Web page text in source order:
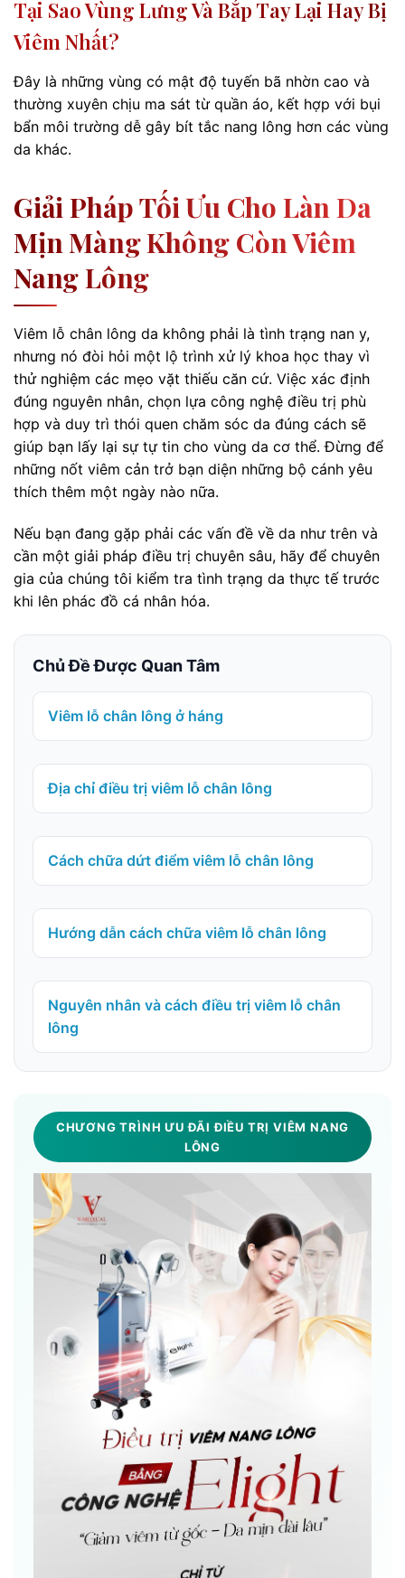
Tại Sao Vùng Lưng Và Bắp Tay Lại Hay Bị
Viêm Nhất?
Đây là những vùng có mật độ tuyến bã nhờn cao và
thường xuyên chịu ma sát từ quần áo, kết hợp với bụi
bẩn môi trường dễ gây bít tắc nang lông hơn các vùng
da khác.
Giải Pháp Tối Ưu Cho Làn Da
Mịn Màng Không Còn Viêm
Nang Lông
Viêm lỗ chân lông da không phải là tình trạng nan y,
nhưng nó đòi hỏi một lộ trình xử lý khoa học thay vì
thử nghiệm các mẹo vặt thiếu căn cứ. Việc xác định
đúng nguyên nhân, chọn lựa công nghệ điều trị phù
hợp và duy trì thói quen chăm sóc da đúng cách sẽ
giúp bạn lấy lại sự tự tin cho vùng da cơ thể. Đừng để
những nốt viêm cản trở bạn diện những bộ cánh yêu
thích thêm một ngày nào nữa.
Nếu bạn đang gặp phải các vấn đề về da như trên và
cần một giải pháp điều trị chuyên sâu, hãy để chuyên
gia của chúng tôi kiểm tra tình trạng da thực tế trước
khi lên phác đồ cá nhân hóa.
Chủ Đề Được Quan Tâm
Viêm lỗ chân lông ở háng
Địa chỉ điều trị viêm lỗ chân lông
Cách chữa dứt điểm viêm lỗ chân lông
Hướng dẫn cách chữa viêm lỗ chân lông
Nguyên nhân và cách điều trị viêm lỗ chân
lông
CHƯƠNG TRÌNH ƯU ĐÃI ĐIỀU TRỊ VIÊM NANG
LÔNG